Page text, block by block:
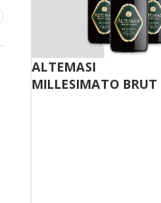
ALTEMASI
MILLESIMATO BRUT